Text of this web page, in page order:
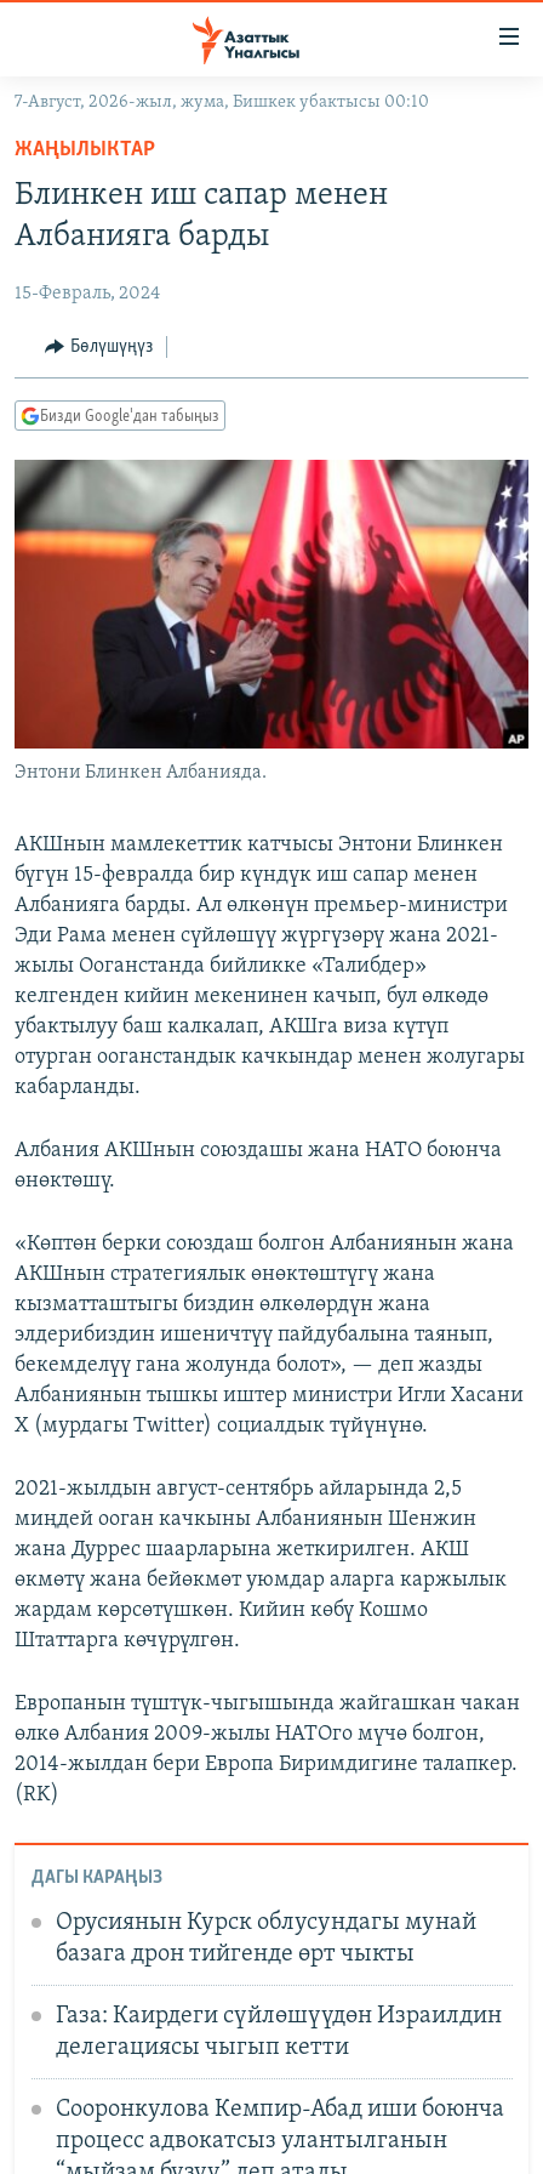
Навигацияга
өтүңүз
Издөөгө
салыңызКЫРГЫЗСТАН
ЭКОНОМИКА
МАДАНИЯТ
ДҮЙНӨ
БОРБОР АЗИЯ
АТАЙЫН ИЛИКТӨӨ
ТВ ПРОГРАММАЛАР
ЭКСПЕРТТЕР ТАЛДАЙТ
БИЗ ЖАНА ДҮЙНӨ
ДАНИСТЕ
ЭЖЕ-СИҢДИЛЕР
АЗАТТЫК+
ЫҢГАЙСЫЗ СУРООЛОР
ӨЗГӨЧӨ ПИКИР
Русский
ОНЛАЙН ШЕРИНЕ
ЭЕ/АРнун бардык сайттары
7-Август, 2026-жыл, жума, Бишкек убактысы 00:10
ЖАҢЫЛЫКТАР
Блинкен иш сапар менен
Албанияга барды
15-Февраль, 2024
Бөлүшүңүз
Бизди Google'дан табыңыз
Энтони Блинкен Албанияда.
АКШнын мамлекеттик катчысы Энтони Блинкен
бүгүн 15-февралда бир күндүк иш сапар менен
Албанияга барды. Ал өлкөнүн премьер-министри
Эди Рама менен сүйлөшүү жүргүзөрү жана 2021-
жылы Ооганстанда бийликке «Талибдер»
келгенден кийин мекенинен качып, бул өлкөдө
убактылуу баш калкалап, АКШга виза күтүп
отурган ооганстандык качкындар менен жолугары
кабарланды.
Албания АКШнын союздашы жана НАТО боюнча
өнөктөшү.
«Көптөн берки союздаш болгон Албаниянын жана
АКШнын стратегиялык өнөктөштүгү жана
кызматташтыгы биздин өлкөлөрдүн жана
элдерибиздин ишеничтүү пайдубалына таянып,
бекемделүү гана жолунда болот», — деп жазды
Албаниянын тышкы иштер министри Игли Хасани
X (мурдагы Twitter) социалдык түйүнүнө.
2021-жылдын август-сентябрь айларында 2,5
миңдей ооган качкыны Албаниянын Шенжин
жана Дуррес шаарларына жеткирилген. АКШ
өкмөтү жана бейөкмөт уюмдар аларга каржылык
жардам көрсөтүшкөн. Кийин көбү Кошмо
Штаттарга көчүрүлгөн.
Европанын түштүк-чыгышында жайгашкан чакан
өлкө Албания 2009-жылы НАТОго мүчө болгон,
2014-жылдан бери Европа Биримдигине талапкер.
(RK)
ДАГЫ КАРАҢЫЗ
Орусиянын Курск облусундагы мунай
базага дрон тийгенде өрт чыкты
Газа: Каирдеги сүйлөшүүдөн Израилдин
делегациясы чыгып кетти
Сооронкулова Кемпир-Абад иши боюнча
процесс адвокатсыз улантылганын